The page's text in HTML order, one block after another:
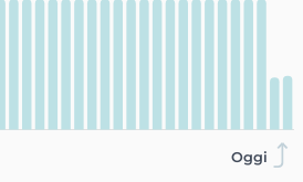
Oggi